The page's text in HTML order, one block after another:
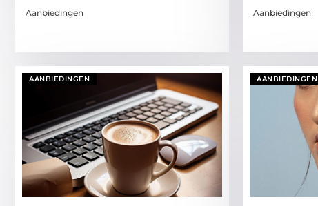
Aanbiedingen Aanbiedingen
AANBIEDINGEN AANBIEDINGEN